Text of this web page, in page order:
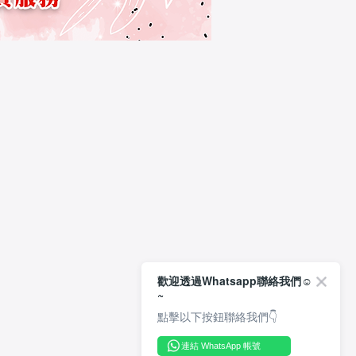
歡迎透過Whatsapp聯絡我們☺️
~
點擊以下按鈕聯絡我們👇
連結 WhatsApp 帳號